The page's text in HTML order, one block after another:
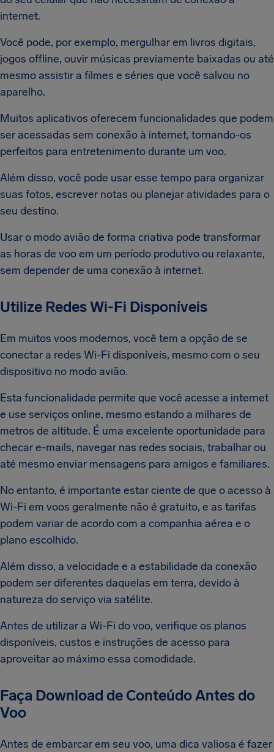
internet.
Você pode, por exemplo, mergulhar em livros digitais,
jogos offline, ouvir músicas previamente baixadas ou até
mesmo assistir a filmes e séries que você salvou no
aparelho.
Muitos aplicativos oferecem funcionalidades que podem
ser acessadas sem conexão à internet, tornando-os
perfeitos para entretenimento durante um voo.
Além disso, você pode usar esse tempo para organizar
suas fotos, escrever notas ou planejar atividades para o
seu destino.
Usar o modo avião de forma criativa pode transformar
as horas de voo em um período produtivo ou relaxante,
sem depender de uma conexão à internet.
Utilize Redes Wi-Fi Disponíveis
Em muitos voos modernos, você tem a opção de se
conectar a redes Wi-Fi disponíveis, mesmo com o seu
dispositivo no modo avião.
Esta funcionalidade permite que você acesse a internet
e use serviços online, mesmo estando a milhares de
metros de altitude. É uma excelente oportunidade para
checar e-mails, navegar nas redes sociais, trabalhar ou
até mesmo enviar mensagens para amigos e familiares.
No entanto, é importante estar ciente de que o acesso à
Wi-Fi em voos geralmente não é gratuito, e as tarifas
podem variar de acordo com a companhia aérea e o
plano escolhido.
Além disso, a velocidade e a estabilidade da conexão
podem ser diferentes daquelas em terra, devido à
natureza do serviço via satélite.
Antes de utilizar a Wi-Fi do voo, verifique os planos
disponíveis, custos e instruções de acesso para
aproveitar ao máximo essa comodidade.
Faça Download de Conteúdo Antes do
Voo
Antes de embarcar em seu voo, uma dica valiosa é fazer